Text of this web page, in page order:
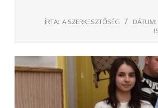
ÍRTA: A SZERKESZTŐSÉG DÁTUM: